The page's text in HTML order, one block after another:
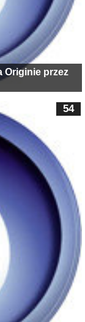
Originie przez
54